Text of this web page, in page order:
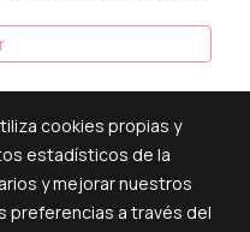
cookies propias y
estadísticos de la
y mejorar nuestros
preferencias a través del